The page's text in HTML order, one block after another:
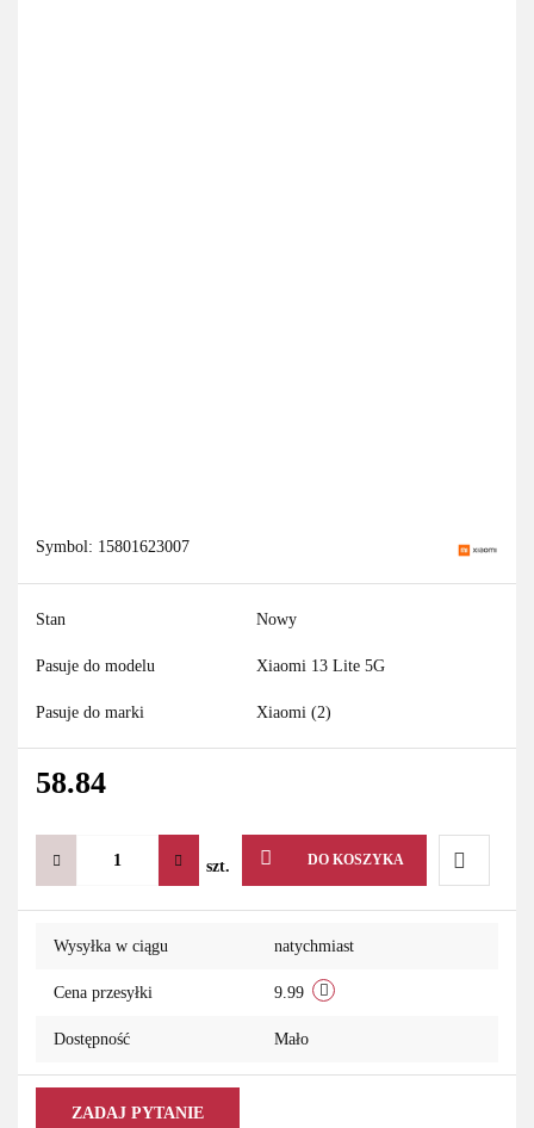
Symbol: 15801623007
Stan Nowy
Pasuje do modelu Xiaomi 13 Lite 5G
Pasuje do marki Xiaomi (2)
58.84
szt. DO KOSZYKA
Do
Wysyłka w ciągu natychmiast
Cena przesyłki 9.99
Dostępność Mało
ZADAJ PYTANIE